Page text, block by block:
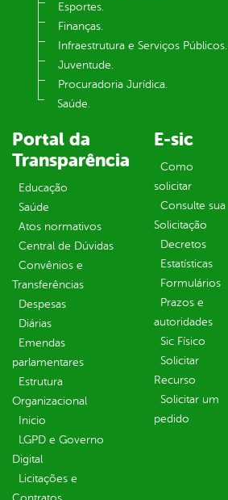
Esportes.
Finanças.
Infraestrutura e Serviços Públicos.
Juventude.
Procuradoria Jurídica.
Saúde.
Portal da
Transparência
Educação
Saúde
Atos normativos
Central de Dúvidas
Convênios e
Transferências
Despesas
Diárias
Emendas
parlamentares
Estrutura
Organizacional
Inicio
LGPD e Governo
Digital
Licitações e
E-sic
Como
solicitar
Consulte sua
Solicitação
Decretos
Estatísticas
Formulários
Prazos e
autoridades
Sic Físico
Solicitar
Recurso
Solicitar um
pedido